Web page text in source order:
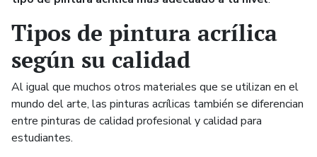
Tipos de pintura acrílica
según su calidad
Al igual que muchos otros materiales que se utilizan en el
mundo del arte, las pinturas acrílicas también se diferencian
entre pinturas de calidad profesional y calidad para
estudiantes.